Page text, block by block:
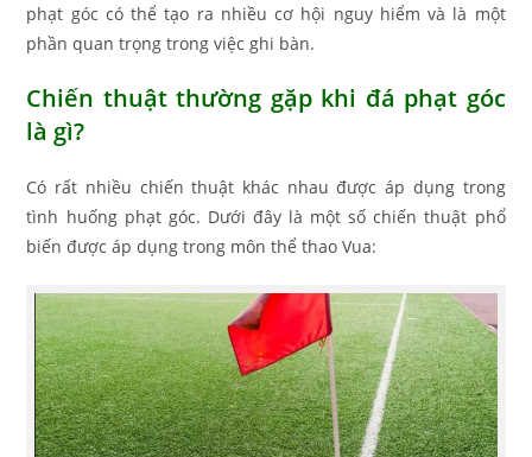
phạt góc có thể tạo ra nhiều cơ hội nguy hiểm và là một
phần quan trọng trong việc ghi bàn.
Chiến thuật thường gặp khi đá phạt góc
là gì?
Có rất nhiều chiến thuật khác nhau được áp dụng trong
tình huống phạt góc. Dưới đây là một số chiến thuật phổ
biến được áp dụng trong môn thể thao Vua: